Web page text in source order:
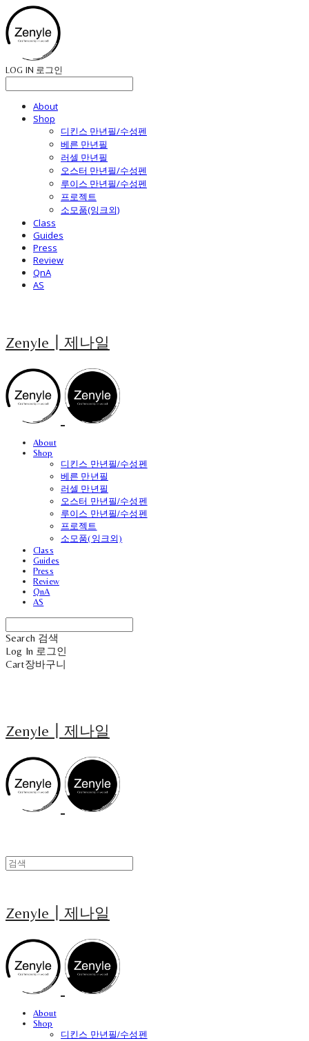
LOG IN 로그인
About
Shop
디킨스 만년필/수성펜
베른 만년필
러셀 만년필
오스터 만년필/수성펜
루이스 만년필/수성펜
프로젝트
소모품(잉크외)
Class
Guides
Press
Review
QnA
AS
Zenyle┃제나일
About
Shop
디킨스 만년필/수성펜
베른 만년필
러셀 만년필
오스터 만년필/수성펜
루이스 만년필/수성펜
프로젝트
소모품(잉크외)
Class
Guides
Press
Review
QnA
AS
Search 검색
Log In 로그인
Cart장바구니
Zenyle┃제나일
Zenyle┃제나일
About
Shop
디킨스 만년필/수성펜